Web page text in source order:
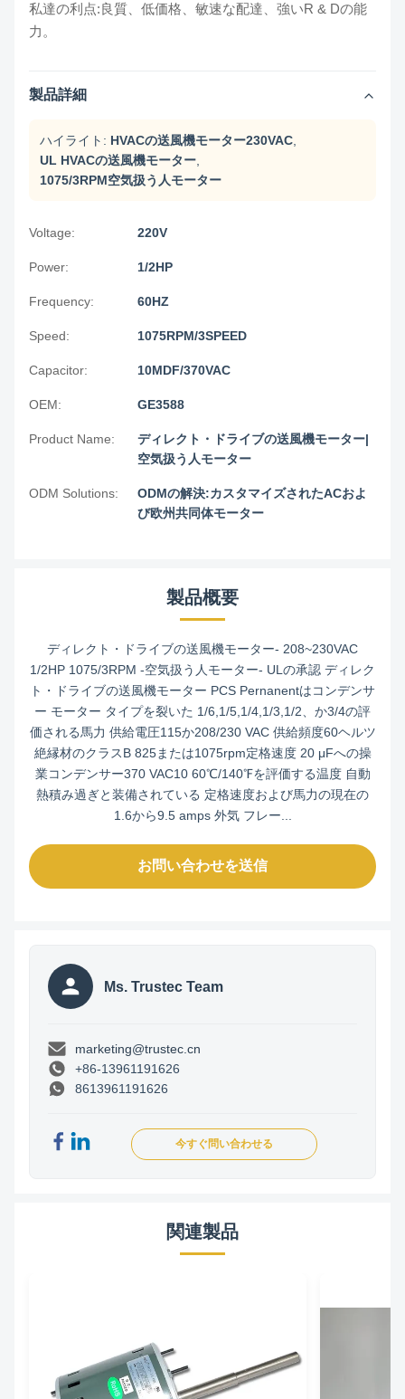
私達の利点:良質、低価格、敏速な配達、強いR & Dの能
力。
製品詳細
ハイライト: HVACの送風機モーター230VAC
UL HVACの送風機モーター
1075/3RPM空気扱う人モーター
Voltage: 220V
Power: 1/2HP
Frequency: 60HZ
Speed: 1075RPM/3SPEED
Capacitor: 10MDF/370VAC
OEM: GE3588
Product Name:
ディレクト・ドライブの送風機モーター|
空気扱う人モーター
ODM Solutions:
ODMの解決:カスタマイズされたACおよ
び欧州共同体モーター
製品概要
ディレクト・ドライブの送風機モーター- 208~230VAC
1/2HP 1075/3RPM -空気扱う人モーター- ULの承認 ディレク
ト・ドライブの送風機モーター PCS Pernanentはコンデンサ
ー モーター タイプを裂いた 1/6,1/5,1/4,1/3,1/2、か3/4の評
価される馬力 供給電圧115か208/230 VAC 供給頻度60ヘルツ
絶縁材のクラスB 825または1075rpm定格速度 20 μFへの操
業コンデンサー370 VAC10 60℃/140℉を評価する温度 自動
熱積み過ぎと装備されている 定格速度および馬力の現在の
1.6から9.5 amps 外気 フレー...
お問い合わせを送信
Ms. Trustec Team
marketing@trustec.cn
+86-13961191626
8613961191626
今すぐ問い合わせる
関連製品